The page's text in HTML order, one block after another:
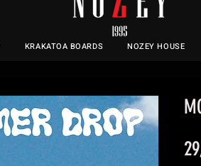
KRAKATOA BOARDS NOZEY HOUSE